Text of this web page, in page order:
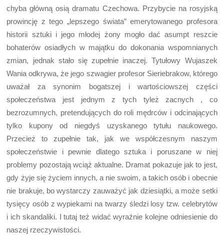
chyba główną osią dramatu Czechowa. Przybycie na rosyjską
prowincję z tego „lepszego świata” emerytowanego profesora
historii sztuki i jego młodej żony mogło dać asumpt reszcie
bohaterów osiadłych w majątku do dokonania wspomnianych
zmian, jednak stało się zupełnie inaczej. Tytułowy Wujaszek
Wania odkrywa, że jego szwagier profesor Sieriebrakow, którego
uważał za synonim bogatszej i wartościowszej części
społeczeństwa jest jednym z tych tyleż zacnych , co
bezrozumnych, pretendujących do roli mędrców i odcinających
tylko kupony od niegdyś uzyskanego tytułu naukowego.
Przecież to zupełnie tak, jak we współczesnym naszym
społeczeństwie i pewnie dlatego sztuka i poruszane w niej
problemy pozostają wciąż aktualne. Dramat pokazuje jak to jest,
gdy żyje się życiem innych, a nie swoim, a takich osób i obecnie
nie brakuje, bo wystarczy zauważyć jak dziesiątki, a może setki
tysięcy osób z wypiekami na twarzy śledzi losy tzw. celebrytów
i ich skandaliki. I tutaj też widać wyraźnie kolejne odniesienie do
naszej rzeczywistości.